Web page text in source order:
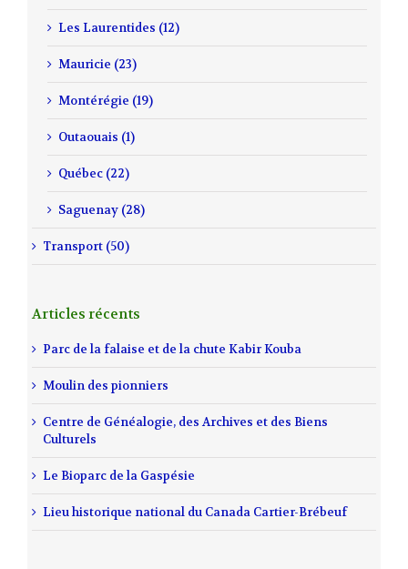
Les Laurentides (12)
Mauricie (23)
Montérégie (19)
Outaouais (1)
Québec (22)
Saguenay (28)
Transport (50)
Articles récents
Parc de la falaise et de la chute Kabir Kouba
Moulin des pionniers
Centre de Généalogie, des Archives et des Biens
Culturels
Le Bioparc de la Gaspésie
Lieu historique national du Canada Cartier-Brébeuf